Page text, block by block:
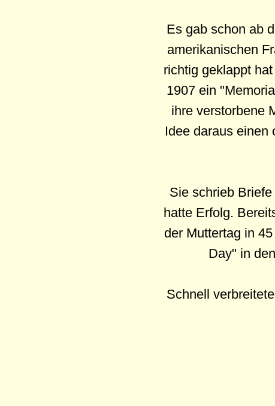
Es gab schon ab
amerikanischen
richtig geklappt
1907 ein
ihre verstorbene
Idee daraus einen
Sie schrieb
hatte Erfolg.
der Muttertag in
Day" in
Schnell